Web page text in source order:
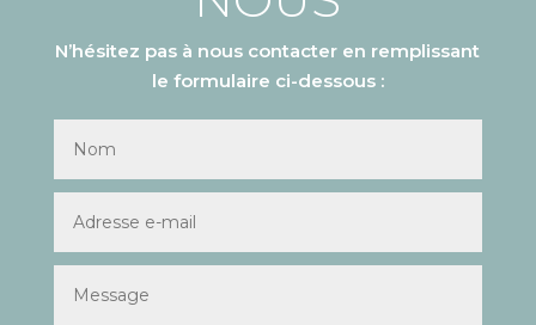
N’hésitez pas à nous contacter en remplissant
le formulaire ci-dessous :